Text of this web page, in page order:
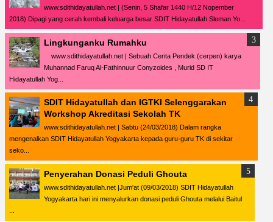
www.sdithidayatullah.net | (Senin, 5 Shafar 1440 H/12 Nopember
2018) Dipagi yang cerah kembali keluarga besar SDIT Hidayatullah Sleman Yo...
Lingkunganku Rumahku
www.sdithidayatullah.net | Sebuah Cerita Pendek (cerpen) karya
Muhannad Faruq Al-Fathinnuur Conyzoides , Murid SD IT
Hidayatullah Yog...
SDIT Hidayatullah dan IGTKI Selenggarakan
Workshop Akreditasi Sekolah TK
www.sdithidayatullah.net | Sabtu (24/03/2018) Dalam rangka
mengenalkan SDIT Hidayatullah Yogyakarta kepada guru-guru TK di sekitar
seko...
Penyerahan Donasi Peduli Ghouta
www.sdithidayatullah.net |Jum'at (09/03/2018) SDIT Hidayatullah
Yogyakarta hari ini menyalurkan donasi peduli Ghouta melalui Baitul